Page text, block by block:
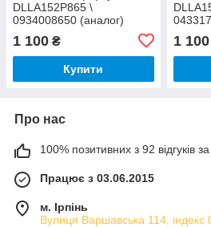
DLLA152P865 \
0934008650 (аналог)
1 100 ₴
Купити
1 100
Про нас
100% позитивних з 92 відгуків за
Працює з 03.06.2015
м. Ірпінь
Вулиця Варшавська 114, індекс